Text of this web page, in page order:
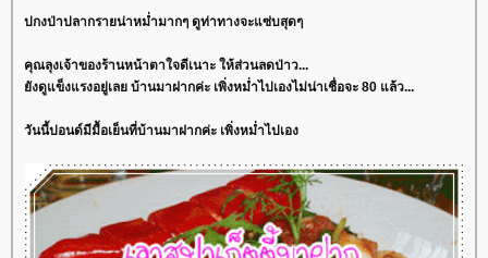
ปกงป่าปลากรายน่าหม่ำมากๆ ดูท่าทางจะแซ่บสุดๆ
คุณลุงเจ้าของร้านหน้าตาใจดีเนาะ ให้ส่วนลดป่าว...
ังดูแข็งแรงอยู่เลย บ้านมาฝากค่ะ เพิ่งหม่ำไปเองไม่น่าเชื่อจะ 80 แล้ว...
วันนี้ปอนด์มีมื้อเย็นที่บ้านมาฝากค่ะ เพิ่งหม่ำไปเอง